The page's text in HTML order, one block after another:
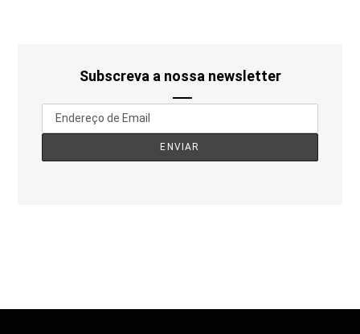
Subscreva a nossa newsletter